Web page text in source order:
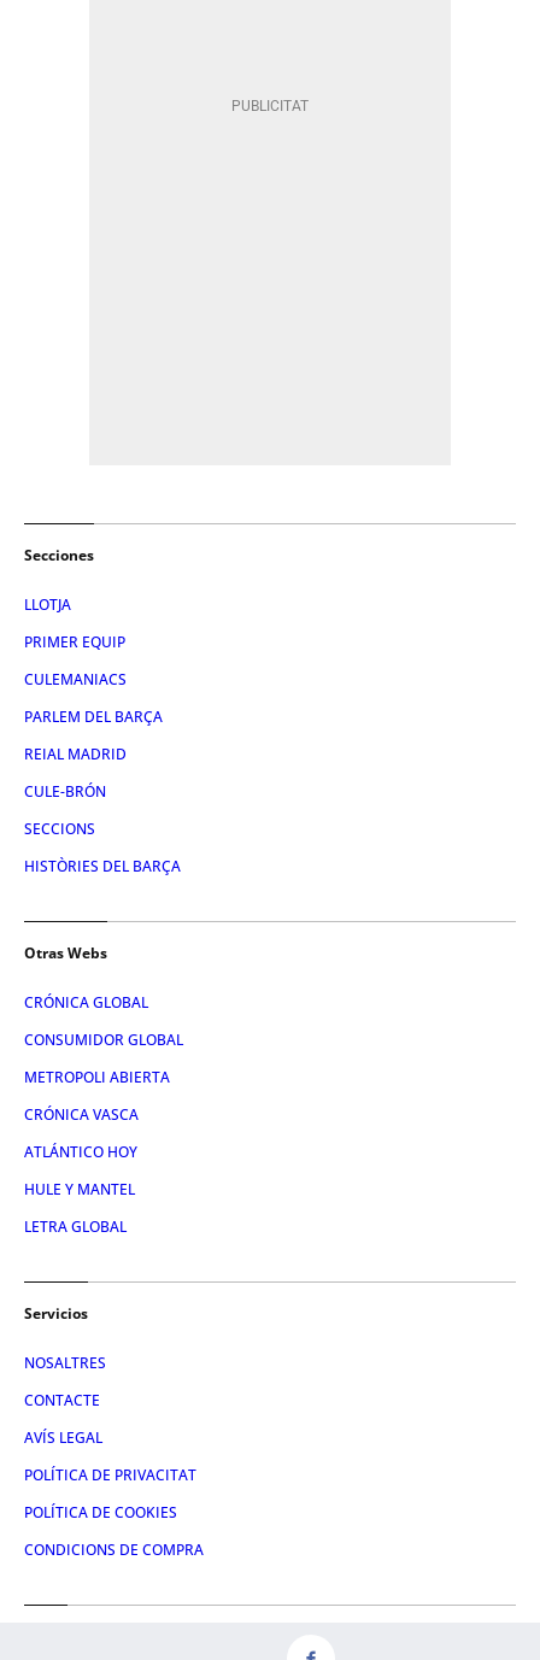
Secciones
LLOTJA
PRIMER EQUIP
CULEMANIACS
PARLEM DEL BARÇA
REIAL MADRID
CULE-BRÓN
SECCIONS
HISTÒRIES DEL BARÇA
Otras Webs
CRÓNICA GLOBAL
CONSUMIDOR GLOBAL
METROPOLI ABIERTA
CRÓNICA VASCA
ATLÁNTICO HOY
HULE Y MANTEL
LETRA GLOBAL
Servicios
NOSALTRES
CONTACTE
AVÍS LEGAL
POLÍTICA DE PRIVACITAT
POLÍTICA DE COOKIES
CONDICIONS DE COMPRA